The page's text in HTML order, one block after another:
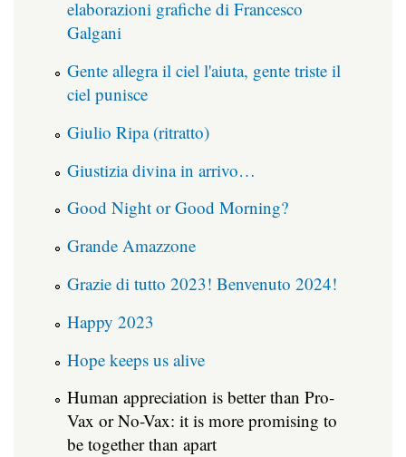
elaborazioni grafiche di Francesco
Galgani
Gente allegra il ciel l'aiuta, gente triste il
ciel punisce
Giulio Ripa (ritratto)
Giustizia divina in arrivo…
Good Night or Good Morning?
Grande Amazzone
Grazie di tutto 2023! Benvenuto 2024!
Happy 2023
Hope keeps us alive
Human appreciation is better than Pro-
Vax or No-Vax: it is more promising to
be together than apart